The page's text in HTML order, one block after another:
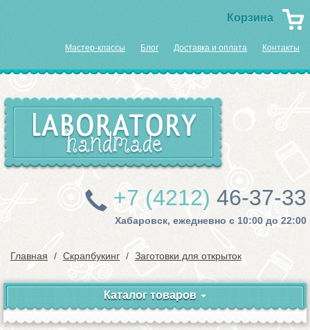
Корзина
Мастер-классы Блог Доставка и оплата Контакты
+7 (4212) 46-37-33
Хабаровск, ежедневно с 10:00 до 22:00
Главная Скрапбукинг Заготовки для открыток
Каталог товаров